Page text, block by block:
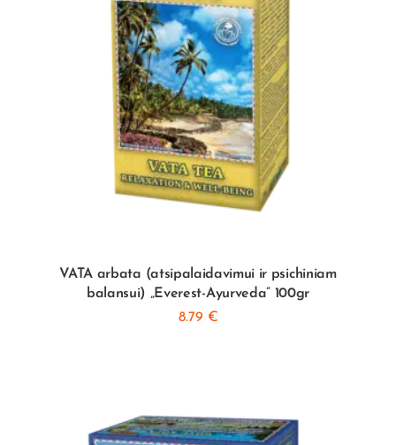
VATA arbata (atsipalaidavimui ir psichiniam
balansui) „Everest-Ayurveda” 100gr
8.79 €